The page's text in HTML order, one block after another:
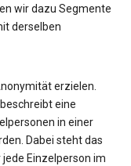
wir dazu Segmente
derselben
erzielen.
eine
in einer
Dabei steht das
Einzelperson im